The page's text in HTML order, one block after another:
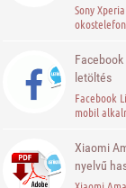
Sony
letöltés
Facebook
mobil
Xiaomi
nyelvű